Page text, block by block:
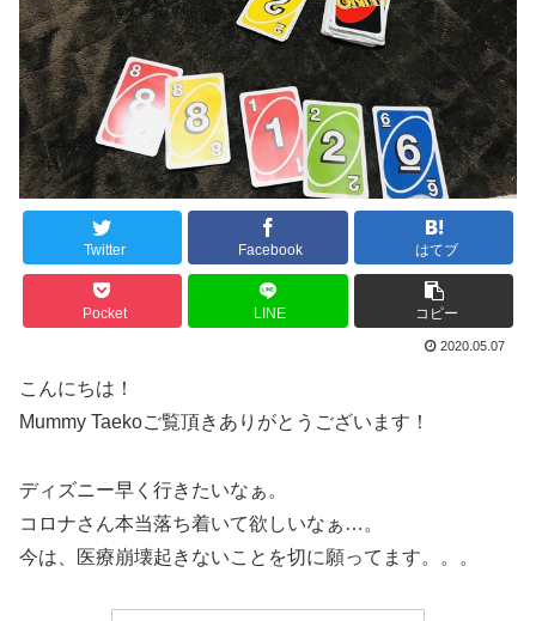
Twitter Facebook はてブ
Pocket LINE コピー
2020.05.07
こんにちは！
Mummy Taekoご覧頂きありがとうございます！
ディズニー早く行きたいなぁ。
コロナさん本当落ち着いて欲しいなぁ…。
今は、医療崩壊起きないことを切に願ってます。。。